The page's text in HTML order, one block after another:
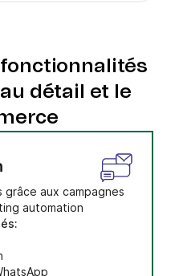
fonctionnalités
détail et le
aux campagnes
automation